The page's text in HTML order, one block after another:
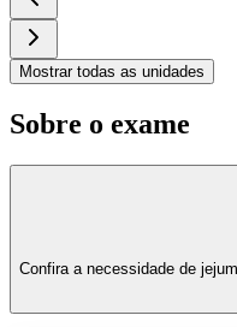
Mostrar todas as unidades
Sobre o exame
Confira a necessidade de